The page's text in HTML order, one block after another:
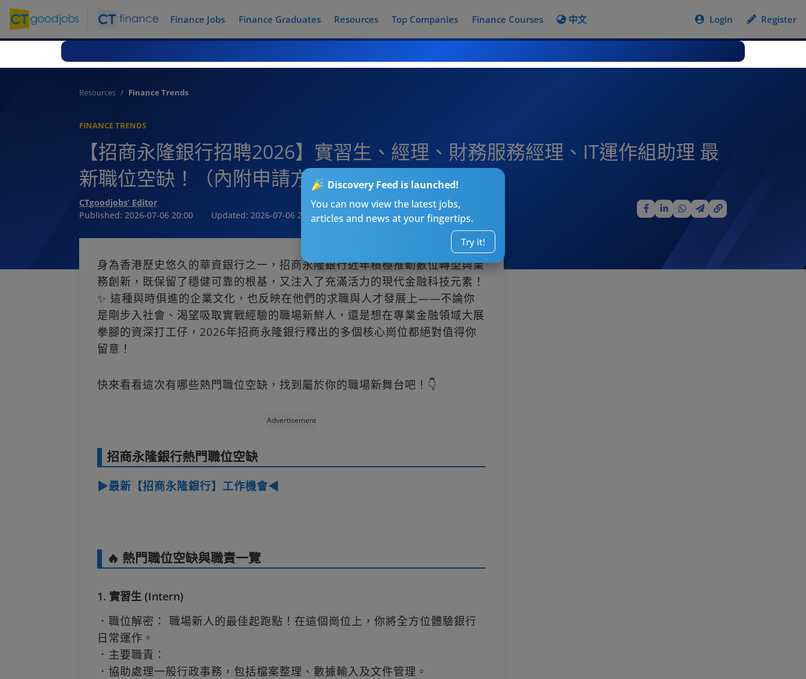
Finance Jobs Finance Graduates Resources Top Companies Finance Courses 中文 Login Register
Discovery Feed is launched!
You can now view the latest jobs,
articles and news at your fingertips.
Try it!
Resources Finance Trends
FINANCE TRENDS
【招商永隆銀行招聘2026】實習生、經理、財務服務經理、IT運作組助理 最
新職位空缺！（內附申請方法）
CTgoodjobs’ Editor
Published: 2026-07-06 20:00 Updated: 2026-07-06 20:00
身為香港歷史悠久的華資銀行之一，招商永隆銀行近年積極推動數位轉型與業
務創新，既保留了穩健可靠的根基，又注入了充滿活力的現代金融科技元素！
✨ 這種與時俱進的企業文化，也反映在他們的求職與人才發展上——不論你
是剛步入社會、渴望吸取實戰經驗的職場新鮮人，還是想在專業金融領域大展
拳腳的資深打工仔，2026年招商永隆銀行釋出的多個核心崗位都絕對值得你
留意！
快來看看這次有哪些熱門職位空缺，找到屬於你的職場新舞台吧！👇
Advertisement
招商永隆銀行熱門職位空缺
▶最新【招商永隆銀行】工作機會◀
🔥 熱門職位空缺與職責一覽
1. 實習生 (Intern)
．職位解密： 職場新人的最佳起跑點！在這個崗位上，你將全方位體驗銀行
日常運作。
．主要職責：
．協助處理一般行政事務，包括檔案整理、數據輸入及文件管理。